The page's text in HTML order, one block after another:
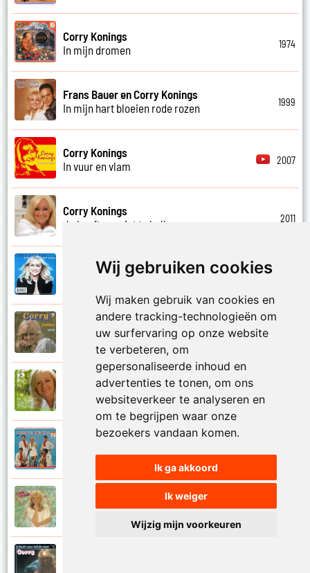
Wij gebruiken cookies
Wij maken gebruik van cookies en
andere tracking-technologieën om
uw surfervaring op onze website
te verbeteren, om
gepersonaliseerde inhoud en
advertenties te tonen, om ons
websiteverkeer te analyseren en
om te begrijpen waar onze
bezoekers vandaan komen.
Ik ga akkoord
Ik weiger
Wijzig mijn voorkeuren
Corry Konings
In mijn dromen
1974
Frans Bauer en Corry Konings
In mijn hart bloeien rode rozen
1999
Corry Konings
In vuur en vlam
2007
Corry Konings
Je hoeft me niet te bellen
2011
Corry Konings
Je kan je leven nooit meer overdoen
Je moedertje
Corry Konings
Jij bent een zeeman